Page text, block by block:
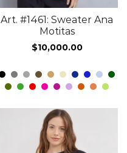
Art. #1461: Sweater Ana
Motitas
$10,000.00